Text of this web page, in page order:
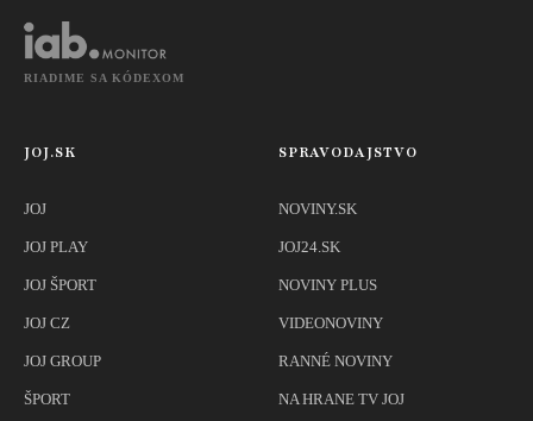
RIADIME SA KÓDEXOM
JOJ.SK
JOJ
JOJ PLAY
JOJ ŠPORT
JOJ CZ
JOJ GROUP
ŠPORT
SPRAVODAJSTVO
NOVINY.SK
JOJ24.SK
NOVINY PLUS
VIDEONOVINY
RANNÉ NOVINY
NA HRANE TV JOJ